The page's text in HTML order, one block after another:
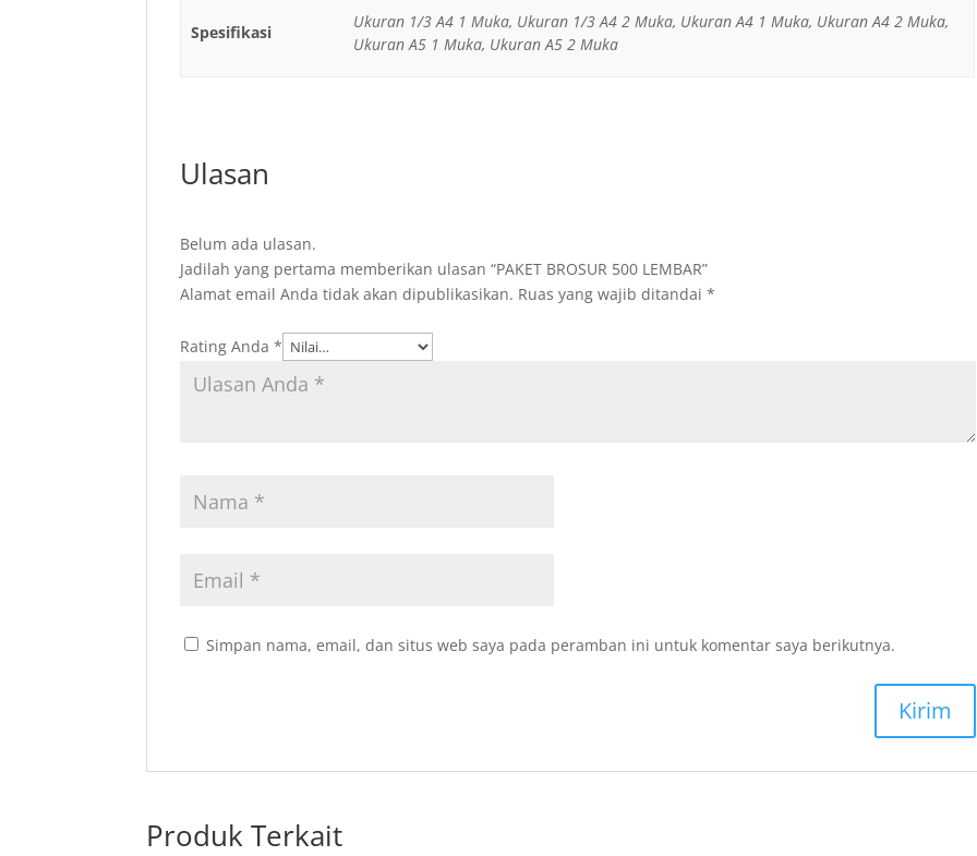
Spesifikasi
Ukuran 1/3 A4 1 Muka, Ukuran 1/3 A4 2 Muka, Ukuran A4 1 Muka, Ukuran A4 2 Muka,
Ukuran A5 1 Muka, Ukuran A5 2 Muka
Ulasan
Belum ada ulasan.
Jadilah yang pertama memberikan ulasan “PAKET BROSUR 500 LEMBAR”
Alamat email Anda tidak akan dipublikasikan. Ruas yang wajib ditandai*
Rating Anda*
Simpan nama, email, dan situs web saya pada peramban ini untuk komentar saya berikutnya.
Produk Terkait